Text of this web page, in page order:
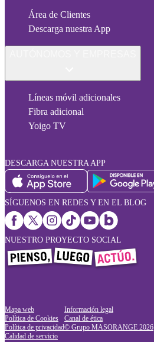
Área de Clientes
Descarga nuestra App
Líneas móvil adicionales
Fibra adicional
Yoigo TV
DESCARGA NUESTRA APP
SÍGUENOS EN REDES Y EN EL BLOG
NUESTRO PROYECTO SOCIAL
Mapa web
Política de Cookies
Política de privacidad
Calidad de servicio
Información legal
Canal de ética
© Grupo MASORANGE 2026